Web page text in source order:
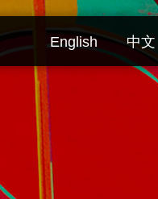
English 中文